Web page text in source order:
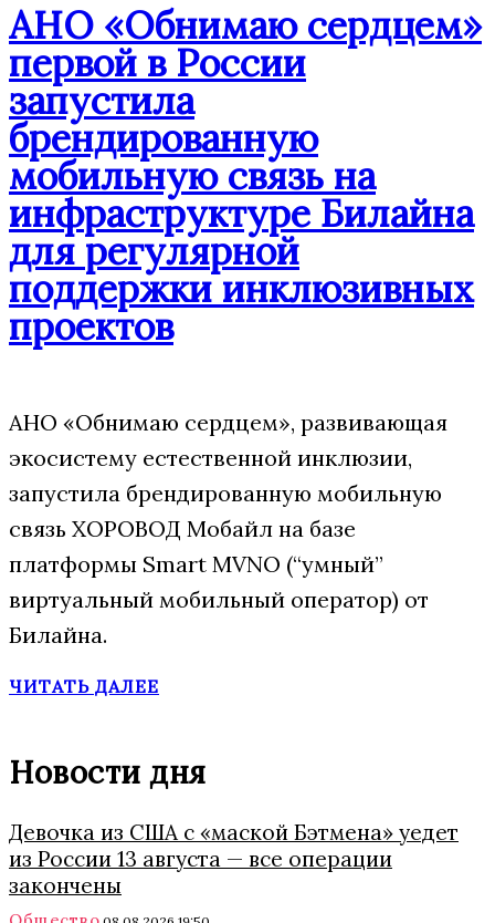
АНО «Обнимаю сердцем»
первой в России
запустила
брендированную
мобильную связь на
инфраструктуре Билайна
для регулярной
поддержки инклюзивных
проектов
АНО «Обнимаю сердцем», развивающая
экосистему естественной инклюзии,
запустила брендированную мобильную
связь ХОРОВОД Мобайл на базе
платформы Smart MVNO (“умный”
виртуальный мобильный оператор) от
Билайна.
ЧИТАТЬ ДАЛЕЕ
Новости дня
Девочка из США с «маской Бэтмена» уедет
из России 13 августа — все операции
закончены